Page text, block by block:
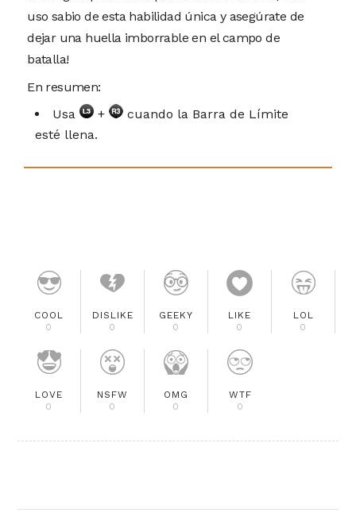
uso sabio de esta habilidad única y asegúrate de
dejar una huella imborrable en el campo de
batalla!
En resumen:
Usa
+
cuando la Barra de Límite
esté llena.
COOL
0
DISLIKE
0
GEEKY
0
LIKE
0
LOL
0
LOVE
0
NSFW
0
OMG
0
WTF
0